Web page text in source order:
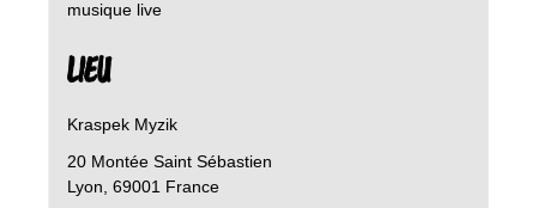
musique live
LIEU
Kraspek Myzik
20 Montée Saint Sébastien
Lyon 69001 France